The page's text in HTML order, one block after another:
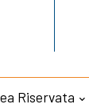
Riservata